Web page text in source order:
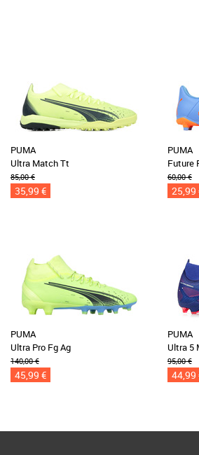
PUMA
Ultra Match Tt
85,00 €
35,99 €
PUMA
Future
60,00 €
25,99
PUMA
Ultra Pro Fg Ag
140,00 €
45,99 €
PUMA
Ultra 5
95,00 €
44,99